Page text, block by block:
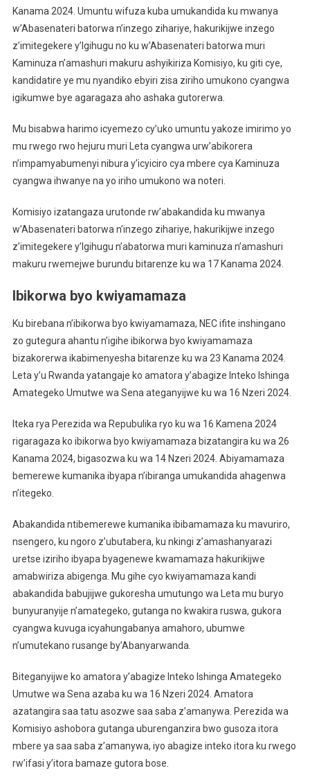
Kanama 2024. Umuntu wifuza kuba umukandida ku mwanya
w’Abasenateri batorwa n’inzego zihariye, hakurikijwe inzego
z’imitegekere y’Igihugu no ku w’Abasenateri batorwa muri
Kaminuza n’amashuri makuru ashyikiriza Komisiyo, ku giti cye,
kandidatire ye mu nyandiko ebyiri zisa ziriho umukono cyangwa
igikumwe bye agaragaza aho ashaka gutorerwa.
Mu bisabwa harimo icyemezo cy’uko umuntu yakoze imirimo yo
mu rwego rwo hejuru muri Leta cyangwa urw’abikorera
n’impamyabumenyi nibura y’icyiciro cya mbere cya Kaminuza
cyangwa ihwanye na yo iriho umukono wa noteri.
Komisiyo izatangaza urutonde rw’abakandida ku mwanya
w’Abasenateri batorwa n’inzego zihariye, hakurikijwe inzego
z’imitegekere y’Igihugu n’abatorwa muri kaminuza n’amashuri
makuru rwemejwe burundu bitarenze ku wa 17 Kanama 2024.
Ibikorwa byo kwiyamamaza
Ku birebana n’ibikorwa byo kwiyamamaza, NEC ifite inshingano
zo gutegura ahantu n’igihe ibikorwa byo kwiyamamaza
bizakorerwa ikabimenyesha bitarenze ku wa 23 Kanama 2024.
Leta y’u Rwanda yatangaje ko amatora y’abagize Inteko Ishinga
Amategeko Umutwe wa Sena ateganyijwe ku wa 16 Nzeri 2024.
Iteka rya Perezida wa Repubulika ryo ku wa 16 Kamena 2024
rigaragaza ko ibikorwa byo kwiyamamaza bizatangira ku wa 26
Kanama 2024, bigasozwa ku wa 14 Nzeri 2024. Abiyamamaza
bemerewe kumanika ibyapa n’ibiranga umukandida ahagenwa
n’itegeko.
Abakandida ntibemerewe kumanika ibibamamaza ku mavuriro,
nsengero, ku ngoro z’ubutabera, ku nkingi z’amashanyarazi
uretse iziriho ibyapa byagenewe kwamamaza hakurikijwe
amabwiriza abigenga. Mu gihe cyo kwiyamamaza kandi
abakandida babujijwe gukoresha umutungo wa Leta mu buryo
bunyuranyije n’amategeko, gutanga no kwakira ruswa, gukora
cyangwa kuvuga icyahungabanya amahoro, ubumwe
n’umutekano rusange by’Abanyarwanda.
Biteganyijwe ko amatora y’abagize Inteko Ishinga Amategeko
Umutwe wa Sena azaba ku wa 16 Nzeri 2024. Amatora
azatangira saa tatu asozwe saa saba z’amanywa. Perezida wa
Komisiyo ashobora gutanga uburenganzira bwo gusoza itora
mbere ya saa saba z’amanywa, iyo abagize inteko itora ku rwego
rw’ifasi y’itora bamaze gutora bose.